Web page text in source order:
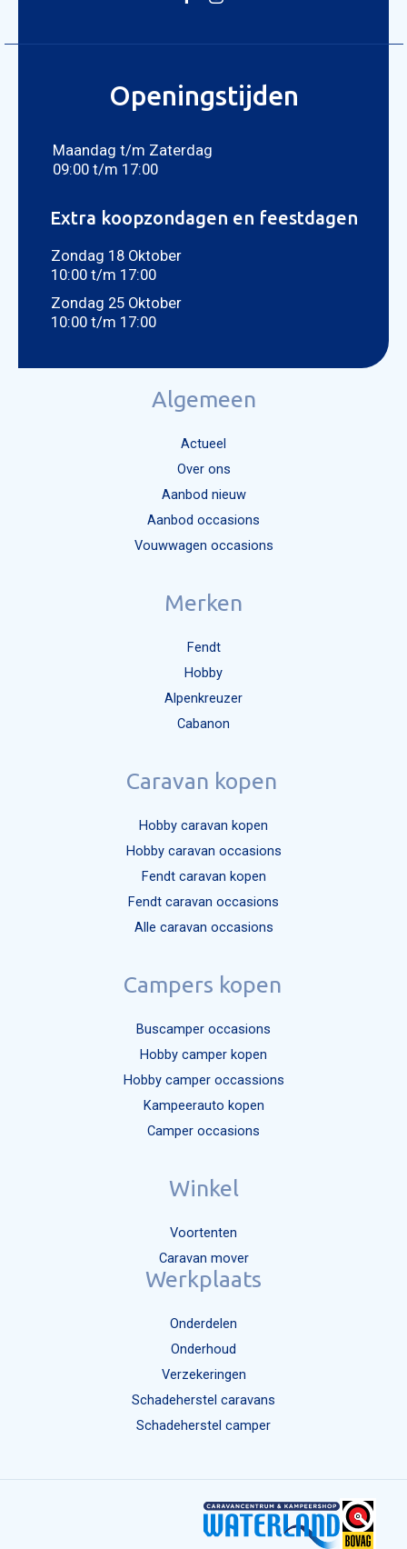
Openingstijden
Maandag t/m Zaterdag
09:00 t/m 17:00
Extra koopzondagen en feestdagen
Zondag 18 Oktober
10:00 t/m 17:00
Zondag 25 Oktober
10:00 t/m 17:00
Algemeen
Actueel
Over ons
Aanbod nieuw
Aanbod occasions
Vouwwagen occasions
Merken
Fendt
Hobby
Alpenkreuzer
Cabanon
Caravan kopen
Hobby caravan kopen
Hobby caravan occasions
Fendt caravan kopen
Fendt caravan occasions
Alle caravan occasions
Campers kopen
Buscamper occasions
Hobby camper kopen
Hobby camper occassions
Kampeerauto kopen
Camper occasions
Winkel
Voortenten
Caravan mover
Werkplaats
Onderdelen
Onderhoud
Verzekeringen
Schadeherstel caravans
Schadeherstel camper